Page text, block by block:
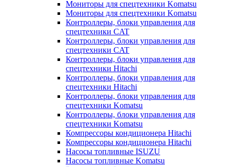
Мониторы для спецтехники Komatsu
Мониторы для спецтехники Komatsu
Контроллеры, блоки управления для
спецтехники CAT
Контроллеры, блоки управления для
спецтехники CAT
Контроллеры, блоки управления для
спецтехники Hitachi
Контроллеры, блоки управления для
спецтехники Hitachi
Контроллеры, блоки управления для
спецтехники Komatsu
Контроллеры, блоки управления для
спецтехники Komatsu
Компрессоры кондиционера Hitachi
Компрессоры кондиционера Hitachi
Насосы топливные ISUZU
Насосы топливные Komatsu